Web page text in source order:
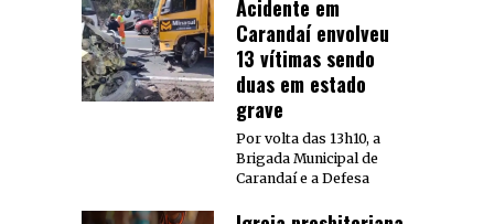
Acidente em
Carandaí envolveu
13 vítimas sendo
duas em estado
grave
Por volta das 13h10, a
Brigada Municipal de
Carandaí e a Defesa